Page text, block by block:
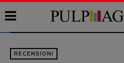
RECENSIONI